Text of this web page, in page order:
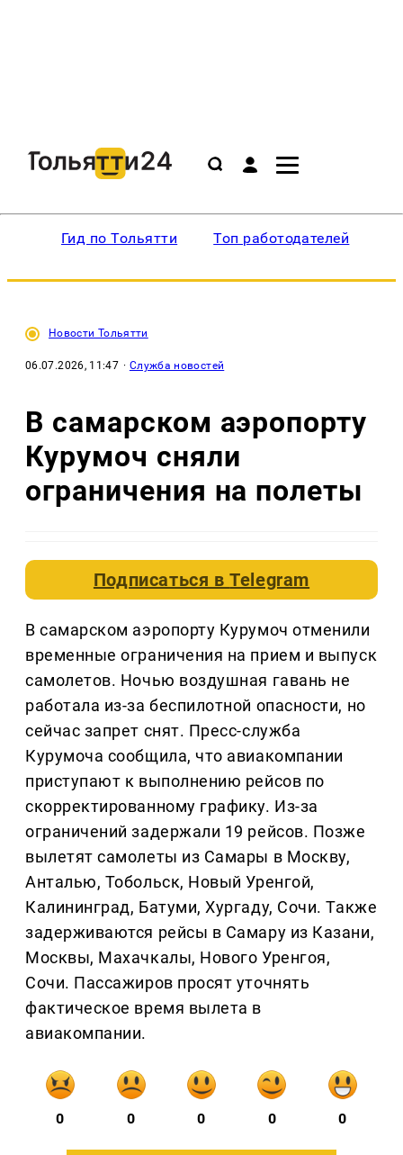
Гид по Тольятти Топ работодателей
Новости Тольятти
06.07.2026, 11:47 · Служба новостей
В самарском аэропорту
Курумоч сняли
ограничения на полеты
Подписаться вTelegram
В самарском аэропорту Курумоч отменили
временные ограничения на прием и выпуск
самолетов. Ночью воздушная гавань не
работала из-за беспилотной опасности, но
сейчас запрет снят. Пресс-служба
Курумоча сообщила, что авиакомпании
приступают к выполнению рейсов по
скорректированному графику. Из-за
ограничений задержали 19 рейсов. Позже
вылетят самолеты из Самары в Москву,
Анталью, Тобольск, Новый Уренгой,
Калининград, Батуми, Хургаду, Сочи. Также
задерживаются рейсы в Самару из Казани,
Москвы, Махачкалы, Нового Уренгоя,
Сочи. Пассажиров просят уточнять
фактическое время вылета в
авиакомпании.
0 0 0 0 0